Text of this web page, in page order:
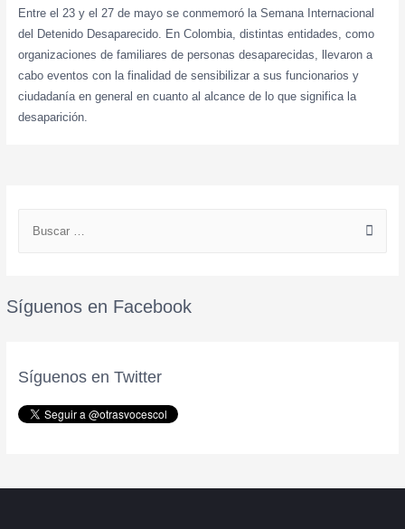
Entre el 23 y el 27 de mayo se conmemoró la Semana Internacional
del Detenido Desaparecido. En Colombia, distintas entidades, como
organizaciones de familiares de personas desaparecidas, llevaron a
cabo eventos con la finalidad de sensibilizar a sus funcionarios y
ciudadanía en general en cuanto al alcance de lo que significa la
desaparición.
Síguenos en Facebook
Síguenos en Twitter